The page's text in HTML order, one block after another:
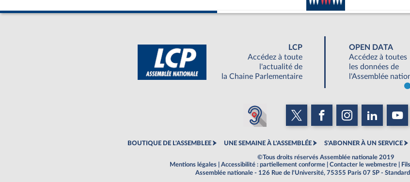
LCP
Accédez à toute
l'actualité de
la Chaine Parlementaire
OPEN DATA
Accédez à toutes
les données de
l'Assemblée
BOUTIQUE DE L'ASSEMBLEE UNE SEMAINE À L'ASSEMBLÉE S'ABONNER À UN SERVICE
©Tous droits réservés Assemblée nationale 2019
Mentions légales
Accessibilité : partiellement conforme Contacter le webmestre
Assemblée nationale - 126 Rue de l'Université, 75355 Paris 07 SP -